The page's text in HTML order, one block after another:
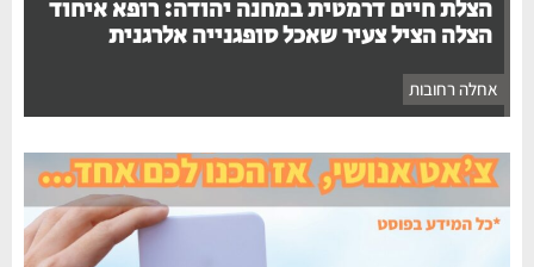
הצלת חיים דרמטית במחנה יהודה: רופא איחוד
הצלה הציל צעיר שאכל סופגנייה אלרגנית
אחלה רחובות